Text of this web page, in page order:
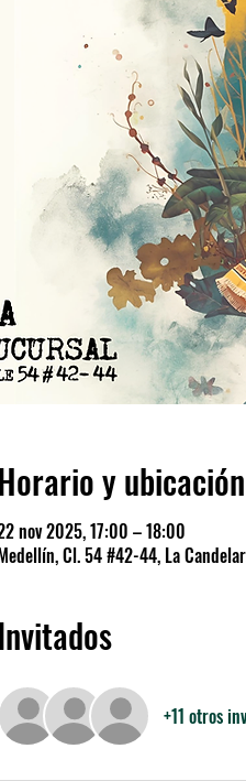
y ubicación
nov 2025, 17:00 – 18:00
Cl. 54 #42-44, La
Invitados
+11 otros